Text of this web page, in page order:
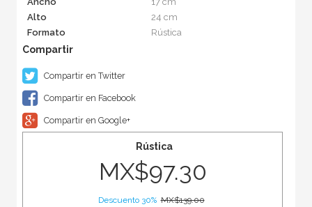
Alto
24 cm
Formato
Rústica
Compartir en Twitter
Compartir en Facebook
Compartir en Google+
Rústica
MX$97.30
Descuento 30% MX$139.00